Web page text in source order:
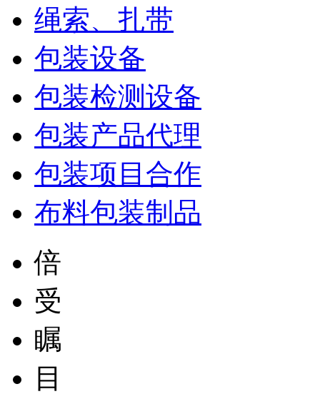
绳索、扎带
包装设备
包装检测设备
包装产品代理
包装项目合作
布料包装制品
倍
受
瞩
目